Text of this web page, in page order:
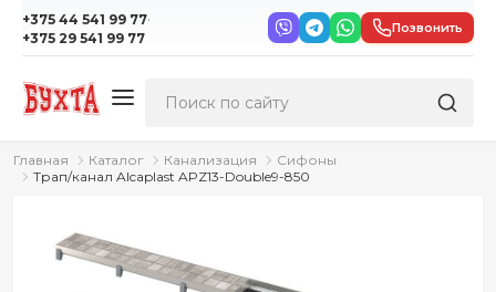
+375 44 541 99 77·
+375 29 541 99 77
Позвонить
Главная Каталог Канализация
Сифоны
Трап/канал Alcaplast APZ13-Double9-850